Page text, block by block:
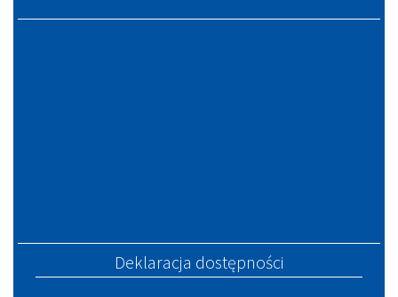
Deklaracja dostępności